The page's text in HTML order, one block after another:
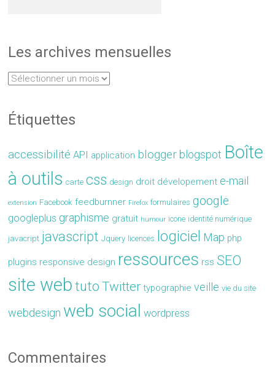
Les archives mensuelles
Étiquettes
accessibilité API application blogger blogspot Boîte
à outils carte css design droit dévelopement e-mail
extension Facebook feedburnner Firefox formulaires google
googleplus graphisme gratuit humour icone identité numérique
javacript javascript Jquery licences logiciel Map php
plugins responsive design ressources rss SEO
site web tuto Twitter typographie veille vie du site
webdesign web social wordpress
Commentaires